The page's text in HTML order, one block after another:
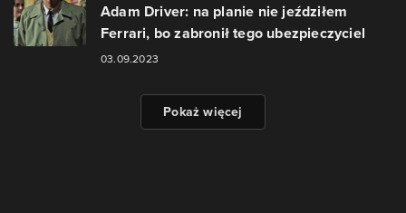
Adam Driver: na planie nie jeździłem
Ferrari, bo zabronił tego ubezpieczyciel
03.09.2023
Pokaż więcej